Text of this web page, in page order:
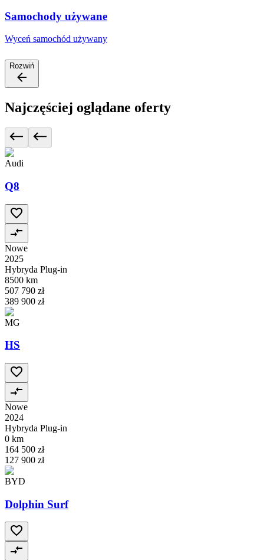
Samochody używane
Wyceń samochód używany
Rozwiń
Najczęściej oglądane oferty
Audi
Q8
Nowe
2025
Hybryda Plug-in
8500 km
507 790 zł
389 900 zł
MG
HS
Nowe
2024
Hybryda Plug-in
0 km
164 500 zł
127 900 zł
BYD
Dolphin Surf